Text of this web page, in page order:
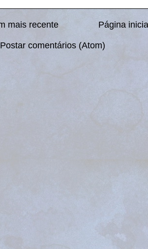
mais recente Página
Postar comentários (Atom)